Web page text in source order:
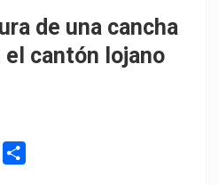
de una cancha
cantón lojano